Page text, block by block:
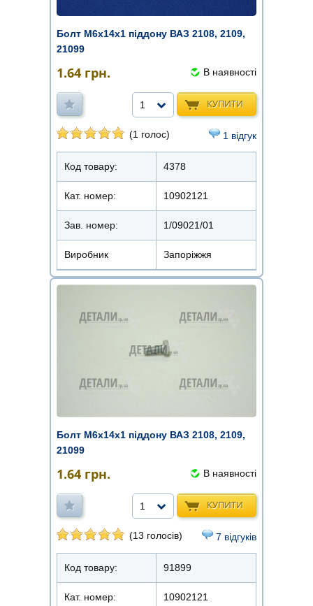
Болт М6х14х1 піддону ВАЗ 2108, 2109,
21099
1.64 грн. В наявності
КУПИТИ
1
(1 голос) 1 відгук
Код товару: 4378
Кат. номер: 10902121
Зав. номер: 1/09021/01
Виробник Запоріжжя
Болт М6х14х1 піддону ВАЗ 2108, 2109,
21099
1.64 грн. В наявності
КУПИТИ
1
(13 голосів) 7 відгуків
Код товару: 91899
Кат. номер: 10902121